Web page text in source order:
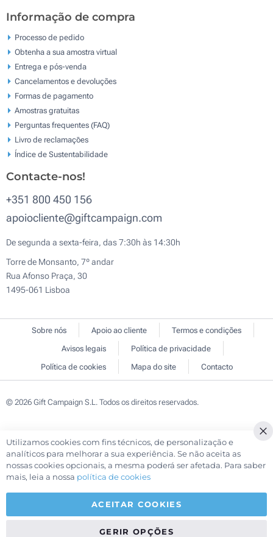
Informação de compra
Processo de pedido
Obtenha a sua amostra virtual
Entrega e pós-venda
Cancelamentos e devoluções
Formas de pagamento
Amostras gratuitas
Perguntas frequentes (FAQ)
Livro de reclamaçōes
Índice de Sustentabilidade
Contacte-nos!
+351 800 450 156
apoiocliente@giftcampaign.com
De segunda a sexta-feira, das 7:30h às 14:30h
Torre de Monsanto, 7º andar
Rua Afonso Praça, 30
1495-061 Lisboa
Sobre nós Apoio ao cliente
Termos e condições
Avisos legais
Política de privacidade
Política de cookies
Mapa do site Contacto
© 2026 Gift Campaign S.L. Todos os direitos reservados.
Utilizamos cookies com fins técnicos, de personalização e
analíticos para melhorar a sua experiência. Se não aceita as
nossas cookies opcionais, a mesma poderá ser afetada. Para saber
mais, leia a nossa política de cookies
ACEITAR COOKIES
GERIR OPÇÕES